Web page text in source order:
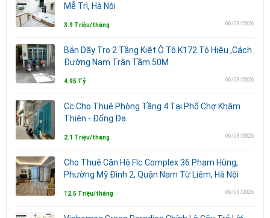
Mễ Trì, Hà Nội
3.9 Triệu/tháng 06/08/2026
Bán Dãy Trọ 2 Tầng Kiệt Ô Tô K172 Tô Hiệu ,Cách
Đường Nam Trân Tầm 50M
4.95 Tỷ 06/08/2026
Cc Cho Thuê Phòng Tầng 4 Tại Phố Chợ Khâm
Thiên - Đống Đa
2.1 Triệu/tháng 06/08/2026
Cho Thuê Căn Hộ Flc Complex 36 Phạm Hùng,
Phường Mỹ Đình 2, Quận Nam Từ Liêm, Hà Nội
12.5 Triệu/tháng 06/08/2026